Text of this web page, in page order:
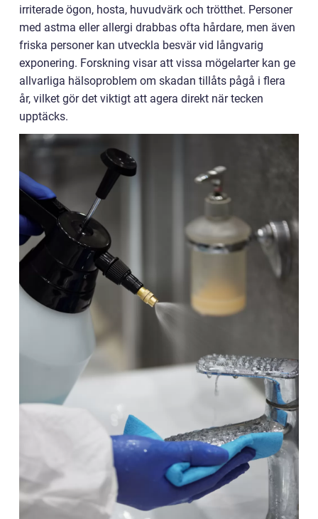
irriterade ögon, hosta, huvudvärk och trötthet. Personer
med astma eller allergi drabbas ofta hårdare, men även
friska personer kan utveckla besvär vid långvarig
exponering. Forskning visar att vissa mögelarter kan ge
allvarliga hälsoproblem om skadan tillåts pågå i flera
år, vilket gör det viktigt att agera direkt när tecken
upptäcks.